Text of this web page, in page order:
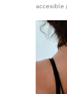
accesible